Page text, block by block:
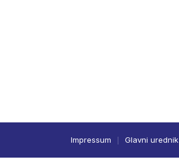
Impressum Glavni urednik